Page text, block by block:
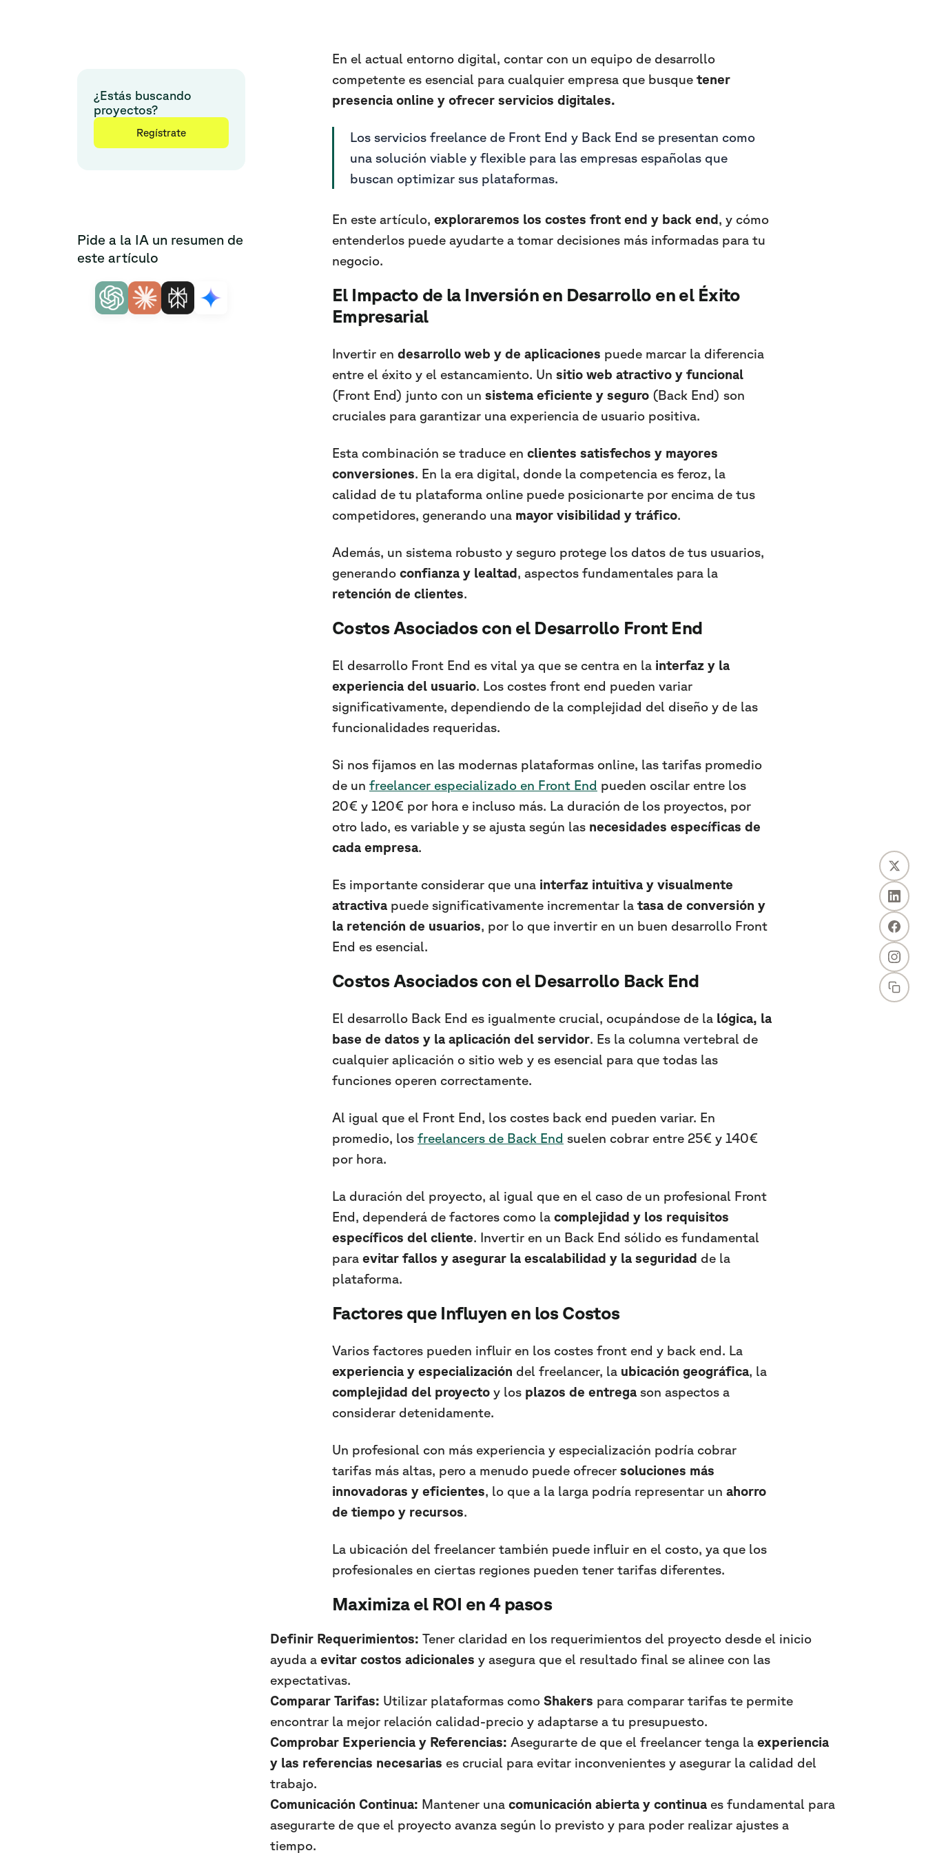
¿Estás buscando
proyectos?
Regístrate
Pide a la IA un resumen de
este artículo
En el actual entorno digital, contar con un equipo de desarrollo
competente es esencial para cualquier empresa que busque tener
presencia online y ofrecer servicios digitales.
Los servicios freelance de Front End y Back End se presentan como
una solución viable y flexible para las empresas españolas que
buscan optimizar sus plataformas.
En este artículo, exploraremos los costes front end y back end, y cómo
entenderlos puede ayudarte a tomar decisiones más informadas para tu
negocio.
El Impacto de la Inversión en Desarrollo en el Éxito
Empresarial
Invertir en desarrollo web y de aplicaciones puede marcar la diferencia
entre el éxito y el estancamiento. Un sitio web atractivo y funcional
(Front End) junto con un sistema eficiente y seguro (Back End) son
cruciales para garantizar una experiencia de usuario positiva.
Esta combinación se traduce en clientes satisfechos y mayores
conversiones. En la era digital, donde la competencia es feroz, la
calidad de tu plataforma online puede posicionarte por encima de tus
competidores, generando una mayor visibilidad y tráfico.
Además, un sistema robusto y seguro protege los datos de tus usuarios,
generando confianza y lealtad, aspectos fundamentales para la
retención de clientes.
Costos Asociados con el Desarrollo Front End
El desarrollo Front End es vital ya que se centra en la interfaz y la
experiencia del usuario. Los costes front end pueden variar
significativamente, dependiendo de la complejidad del diseño y de las
funcionalidades requeridas.
Si nos fijamos en las modernas plataformas online, las tarifas promedio
de un freelancer especializado en Front End pueden oscilar entre los
20€ y 120€ por hora e incluso más. La duración de los proyectos, por
otro lado, es variable y se ajusta según las necesidades específicas de
cada empresa.
Es importante considerar que una interfaz intuitiva y visualmente
atractiva puede significativamente incrementar la tasa de conversión y
la retención de usuarios, por lo que invertir en un buen desarrollo Front
End es esencial.
Costos Asociados con el Desarrollo Back End
El desarrollo Back End es igualmente crucial, ocupándose de la lógica, la
base de datos y la aplicación del servidor. Es la columna vertebral de
cualquier aplicación o sitio web y es esencial para que todas las
funciones operen correctamente.
Al igual que el Front End, los costes back end pueden variar. En
promedio, los freelancers de Back End suelen cobrar entre 25€ y 140€
por hora.
La duración del proyecto, al igual que en el caso de un profesional Front
End, dependerá de factores como la complejidad y los requisitos
específicos del cliente. Invertir en un Back End sólido es fundamental
para evitar fallos y asegurar la escalabilidad y la seguridad de la
plataforma.
Factores que Influyen en los Costos
Varios factores pueden influir en los costes front end y back end. La
experiencia y especialización del freelancer, la ubicación geográfica, la
complejidad del proyecto y los plazos de entrega son aspectos a
considerar detenidamente.
Un profesional con más experiencia y especialización podría cobrar
tarifas más altas, pero a menudo puede ofrecer soluciones más
innovadoras y eficientes, lo que a la larga podría representar un ahorro
de tiempo y recursos.
La ubicación del freelancer también puede influir en el costo, ya que los
profesionales en ciertas regiones pueden tener tarifas diferentes.
Maximiza el ROI en 4 pasos
Definir Requerimientos: Tener claridad en los requerimientos del proyecto desde el inicio
ayuda a evitar costos adicionales y asegura que el resultado final se alinee con las
expectativas.
Comparar Tarifas: Utilizar plataformas como Shakers para comparar tarifas te permite
encontrar la mejor relación calidad-precio y adaptarse a tu presupuesto.
Comprobar Experiencia y Referencias: Asegurarte de que el freelancer tenga la experiencia
y las referencias necesarias es crucial para evitar inconvenientes y asegurar la calidad del
trabajo.
Comunicación Continua: Mantener una comunicación abierta y continua es fundamental para
asegurarte de que el proyecto avanza según lo previsto y para poder realizar ajustes a
tiempo.